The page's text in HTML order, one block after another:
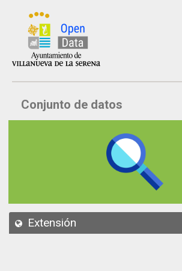
Inicio
Datos
API
Conjunto de datos
Extensión